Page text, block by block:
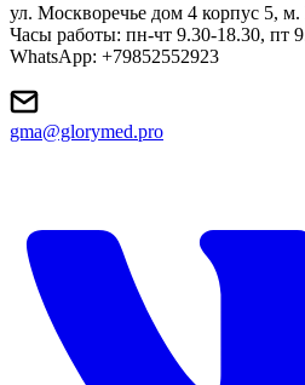
ул. Москворечье дом 4 корпус 5,
Часы работы: пн-чт 9.30-18.30, пт
WhatsApp: +79852552923
gma@glorymed.pro